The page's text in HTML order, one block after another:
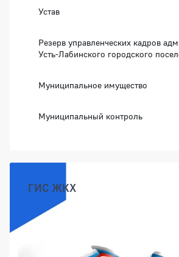
Устав
Резерв управленческих кадров
Усть-Лабинского городского
Муниципальное имущество
Муниципальный контроль
ГИС ЖКХ